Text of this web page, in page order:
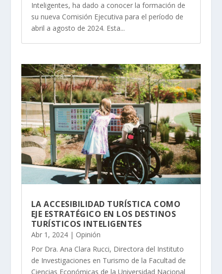
Inteligentes, ha dado a conocer la formación de
su nueva Comisión Ejecutiva para el período de
abril a agosto de 2024. Esta...
LA ACCESIBILIDAD TURÍSTICA COMO
EJE ESTRATÉGICO EN LOS DESTINOS
TURÍSTICOS INTELIGENTES
Abr 1, 2024| Opinión
Por Dra. Ana Clara Rucci, Directora del Instituto
de Investigaciones en Turismo de la Facultad de
Ciencias Económicas de la Universidad Nacional